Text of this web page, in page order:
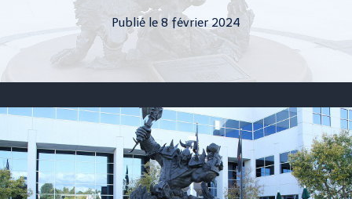
Publié le 8 février 2024